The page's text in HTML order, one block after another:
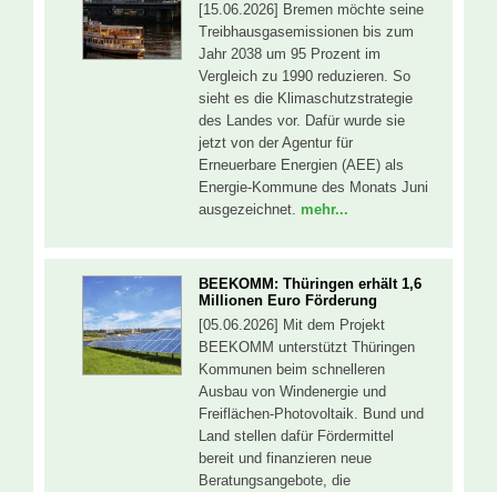
[15.06.2026] Bremen möchte seine
Treibhausgasemissionen bis zum
Jahr 2038 um 95 Prozent im
Vergleich zu 1990 reduzieren. So
sieht es die Klimaschutzstrategie
des Landes vor. Dafür wurde sie
jetzt von der Agentur für
Erneuerbare Energien (AEE) als
Energie-Kommune des Monats Juni
ausgezeichnet. mehr...
BEEKOMM: Thüringen erhält 1,6
Millionen Euro Förderung
[05.06.2026] Mit dem Projekt
BEEKOMM unterstützt Thüringen
Kommunen beim schnelleren
Ausbau von Windenergie und
Freiflächen-Photovoltaik. Bund und
Land stellen dafür Fördermittel
bereit und finanzieren neue
Beratungsangebote, die